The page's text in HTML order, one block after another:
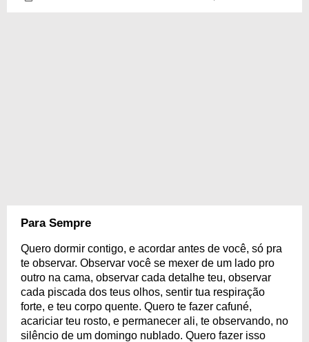
Para Sempre
Quero dormir contigo, e acordar antes de você, só pra
te observar. Observar você se mexer de um lado pro
outro na cama, observar cada detalhe teu, observar
cada piscada dos teus olhos, sentir tua respiração
forte, e teu corpo quente. Quero te fazer cafuné,
acariciar teu rosto, e permanecer ali, te observando, no
silêncio de um domingo nublado. Quero fazer isso